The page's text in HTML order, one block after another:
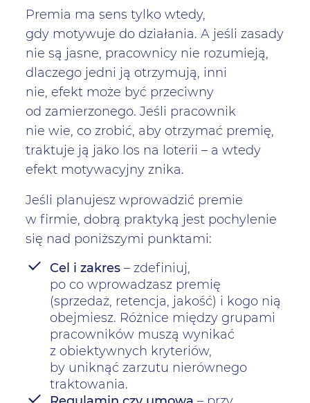
Premia ma sens tylko wtedy,
gdy motywuje do działania. A jeśli zasady
nie są jasne, pracownicy nie rozumieją,
dlaczego jedni ją otrzymują, inni
nie, efekt może być przeciwny
od zamierzonego. Jeśli pracownik
nie wie, co zrobić, aby otrzymać premię,
traktuje ją jako los na loterii – a wtedy
efekt motywacyjny znika.
Jeśli planujesz wprowadzić premie
w firmie, dobrą praktyką jest pochylenie
się nad poniższymi punktami:
Cel i zakres– zdefiniuj,
po co wprowadzasz premię
(sprzedaż, retencja, jakość) i kogo nią
obejmiesz. Różnice między grupami
pracowników muszą wynikać
z obiektywnych kryteriów,
by uniknąć zarzutu nierównego
traktowania.